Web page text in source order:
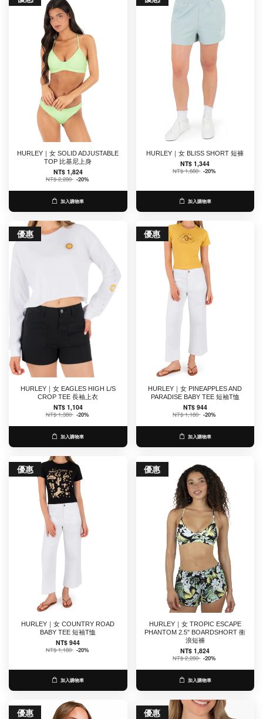
HURLEY｜女 SOLID ADJUSTABLE
TOP 比基尼上身
NT$ 1,824
NT$ 2,280 -20%
加入購物車
HURLEY｜女 BLISS SHORT 短褲
NT$ 1,344
NT$ 1,680 -20%
加入購物車
優惠
HURLEY｜女 EAGLES HIGH L/S
CROP TEE 長袖上衣
NT$ 1,104
NT$ 1,380 -20%
加入購物車
優惠
HURLEY｜女 PINEAPPLES AND
PARADISE BABY TEE 短袖T恤
NT$ 944
NT$ 1,180 -20%
加入購物車
優惠
HURLEY｜女 COUNTRY ROAD
BABY TEE 短袖T恤
NT$ 944
NT$ 1,180 -20%
加入購物車
優惠
HURLEY｜女 TROPIC ESCAPE
PHANTOM 2.5" BOARDSHORT 衝
浪短褲
NT$ 1,824
NT$ 2,280 -20%
加入購物車
優惠 優惠